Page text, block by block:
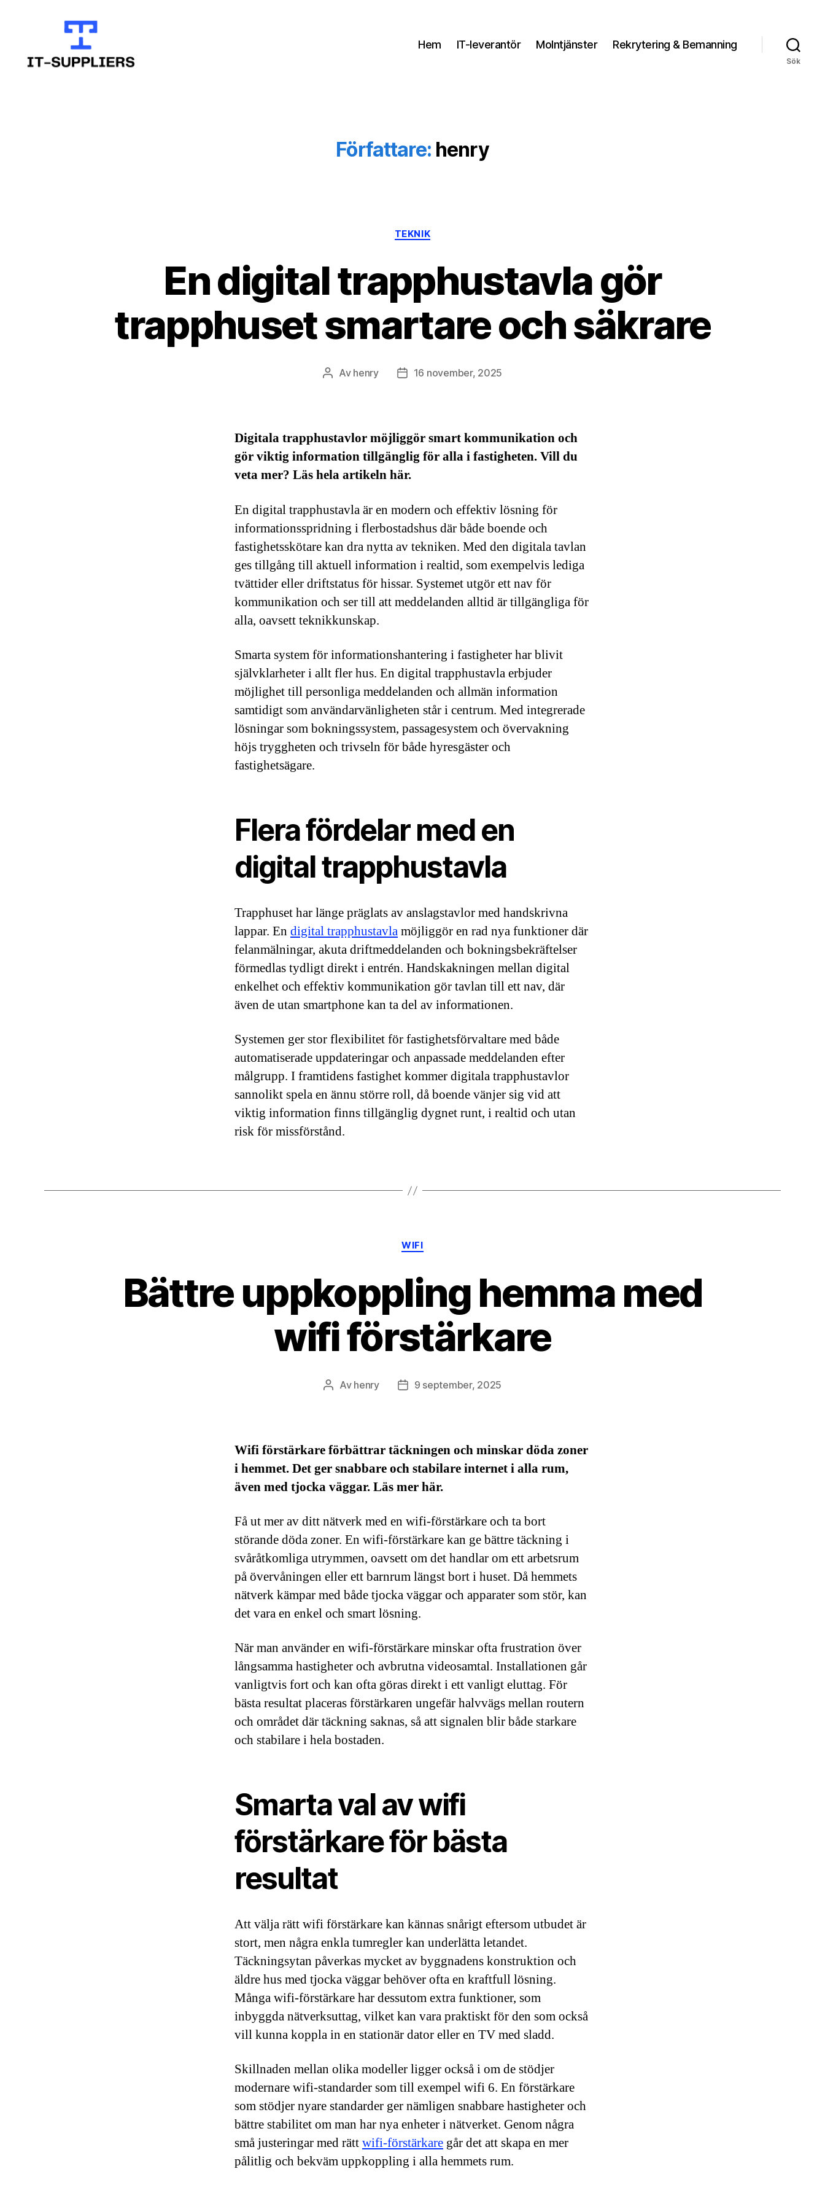
Hem IT-leverantör Molntjänster Rekrytering & Bemanning
Sök
Författare: henry
Kategorier
TEKNIK
En digital trapphustavla gör
trapphuset smartare och säkrare
Inläggsförfattare
Av henry Inläggsdatum
16 november, 2025
Digitala trapphustavlor möjliggör smart kommunikation och
gör viktig information tillgänglig för alla i fastigheten. Vill du
veta mer? Läs hela artikeln här.
En digital trapphustavla är en modern och effektiv lösning för
informationsspridning i flerbostadshus där både boende och
fastighetsskötare kan dra nytta av tekniken. Med den digitala tavlan
ges tillgång till aktuell information i realtid, som exempelvis lediga
tvättider eller driftstatus för hissar. Systemet utgör ett nav för
kommunikation och ser till att meddelanden alltid är tillgängliga för
alla, oavsett teknikkunskap.
Smarta system för informationshantering i fastigheter har blivit
självklarheter i allt fler hus. En digital trapphustavla erbjuder
möjlighet till personliga meddelanden och allmän information
samtidigt som användarvänligheten står i centrum. Med integrerade
lösningar som bokningssystem, passagesystem och övervakning
höjs tryggheten och trivseln för både hyresgäster och
fastighetsägare.
Flera fördelar med en
digital trapphustavla
Trapphuset har länge präglats av anslagstavlor med handskrivna
lappar. En digital trapphustavlamöjliggör en rad nya funktioner där
felanmälningar, akuta driftmeddelanden och bokningsbekräftelser
förmedlas tydligt direkt i entrén. Handskakningen mellan digital
enkelhet och effektiv kommunikation gör tavlan till ett nav, där
även de utan smartphone kan ta del av informationen.
Systemen ger stor flexibilitet för fastighetsförvaltare med både
automatiserade uppdateringar och anpassade meddelanden efter
målgrupp. I framtidens fastighet kommer digitala trapphustavlor
sannolikt spela en ännu större roll, då boende vänjer sig vid att
viktig information finns tillgänglig dygnet runt, i realtid och utan
risk för missförstånd.
Kategorier
WIFI
Bättre uppkoppling hemma med
wifi förstärkare
Inläggsförfattare
Av henry Inläggsdatum
9 september, 2025
Wifi förstärkare förbättrar täckningen och minskar döda zoner
i hemmet. Det ger snabbare och stabilare internet i alla rum,
även med tjocka väggar. Läs mer här.
Få ut mer av ditt nätverk med en wifi-förstärkare och ta bort
störande döda zoner. En wifi-förstärkare kan ge bättre täckning i
svåråtkomliga utrymmen, oavsett om det handlar om ett arbetsrum
på övervåningen eller ett barnrum längst bort i huset. Då hemmets
nätverk kämpar med både tjocka väggar och apparater som stör, kan
det vara en enkel och smart lösning.
När man använder en wifi-förstärkare minskar ofta frustration över
långsamma hastigheter och avbrutna videosamtal. Installationen går
vanligtvis fort och kan ofta göras direkt i ett vanligt eluttag. För
bästa resultat placeras förstärkaren ungefär halvvägs mellan routern
och området där täckning saknas, så att signalen blir både starkare
och stabilare i hela bostaden.
Smarta val av wifi
förstärkare för bästa
resultat
Att välja rätt wifi förstärkare kan kännas snårigt eftersom utbudet är
stort, men några enkla tumregler kan underlätta letandet.
Täckningsytan påverkas mycket av byggnadens konstruktion och
äldre hus med tjocka väggar behöver ofta en kraftfull lösning.
Många wifi-förstärkare har dessutom extra funktioner, som
inbyggda nätverksuttag, vilket kan vara praktiskt för den som också
vill kunna koppla in en stationär dator eller en TV med sladd.
Skillnaden mellan olika modeller ligger också i om de stödjer
modernare wifi-standarder som till exempel wifi 6. En förstärkare
som stödjer nyare standarder ger nämligen snabbare hastigheter och
bättre stabilitet om man har nya enheter i nätverket. Genom några
små justeringar med rättwifi-förstärkare går det att skapa en mer
pålitlig och bekväm uppkoppling i alla hemmets rum.